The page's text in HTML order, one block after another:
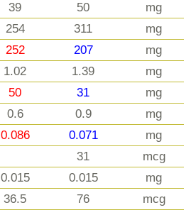
39 50
mg
254 311
mg
252 207
mg
1.02 1.39
mg
50 31
mg
0.6 0.9
mg
0.086 0.071
mg
31
mcg
0.015 0.015
mg
36.5 76
mcg